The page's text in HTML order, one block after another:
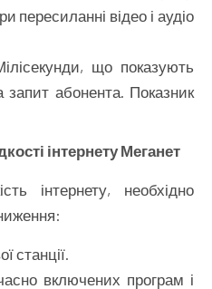
пересиланні відео і аудіо
що показують
запит абонента. Показник
інтернету Меганет
інтернету, необхідно
станції.
включених програм і